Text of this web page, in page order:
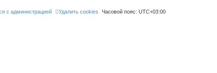
Часовой пояс: UTC+03:00
Удалить cookies
с администрацией